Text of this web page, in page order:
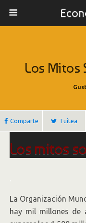
Los Mitos
Comparte Tuitea
Los mitos
sociedad le
pastillas
La Organización
hay mil millones de